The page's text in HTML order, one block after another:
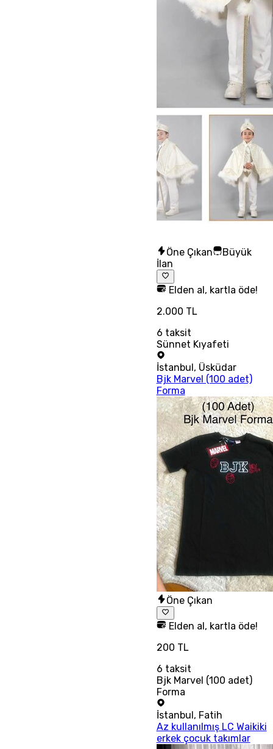
Öne Çıkan
Büyük
İlan
Elden al, kartla öde!
2.000 TL
6 taksit
Sünnet Kıyafeti
İstanbul, Üsküdar
Bjk Marvel (100 adet)
Forma
Öne Çıkan
Elden al, kartla öde!
200 TL
6 taksit
Bjk Marvel (100 adet)
Forma
İstanbul, Fatih
Az kullanılmış LC Waikiki
erkek çocuk takımlar